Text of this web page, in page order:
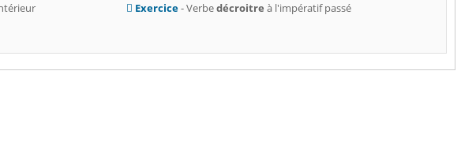
Exercice- Verbedécroitre à l'impératif passé